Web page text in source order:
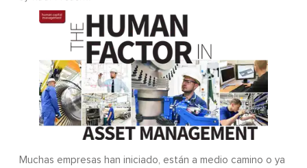
Muchas empresas han iniciado, están a medio camino o ya